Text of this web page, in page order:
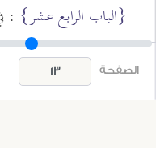
{الباب الرابع عشر} :
الصفحة